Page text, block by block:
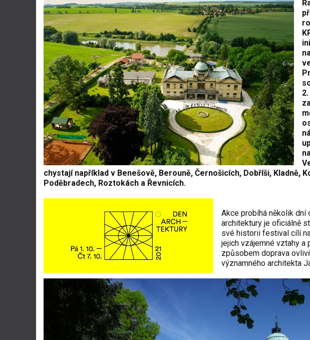
chystají například v Benešově, Berouně, Černošicích, Dobříši, Kladně,
Poděbradech, Roztokách a Řevnicích.
Akce probíhá několik dní
architektury je oficiálně
své historii festival cílí
jejich vzájemné vztahy a
způsobem doprava
významného architekta